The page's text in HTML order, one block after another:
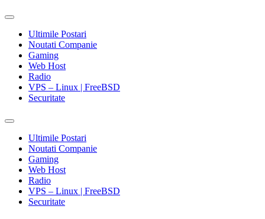
Ultimile Postari
Noutati Companie
Gaming
Web Host
Radio
VPS – Linux | FreeBSD
Securitate
Toggle
search
field
Ultimile Postari
Noutati Companie
Gaming
Web Host
Radio
VPS – Linux | FreeBSD
Securitate